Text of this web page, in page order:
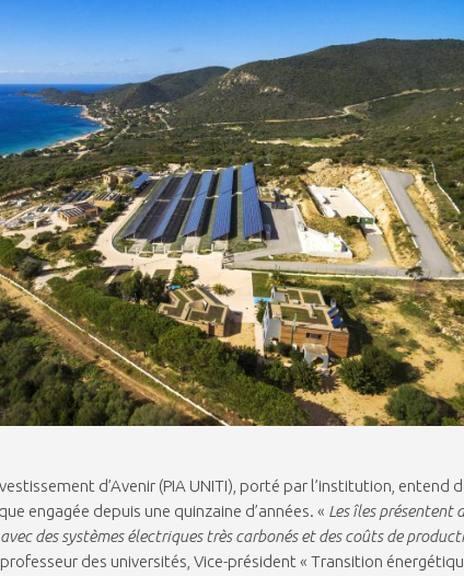
d’Avenir (PIA UNITI), porté par l’institution, entend
engagée depuis une quinzaine d’années. « Les îles présentent
des systèmes électriques très carbonés et des coûts de
des universités, Vice-président « Transition